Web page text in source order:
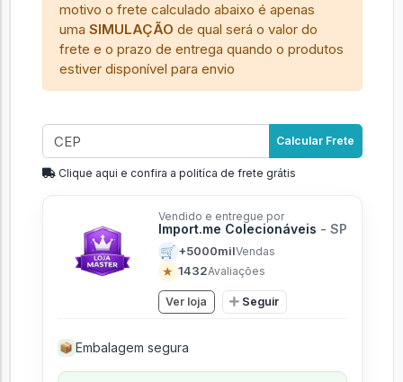
motivo o frete calculado abaixo é apenas
umaSIMULAÇÃO de qual será o valor do
frete e o prazo de entrega quando o produtos
estiver disponível para envio
Calcular Frete
Clique aqui e confira a politíca de frete grátis
Vendido e entregue por
Import.me Colecionáveis - SP
🛒 +5000milVendas
★ 1432Avaliações
Ver loja Seguir
📦 Embalagem segura